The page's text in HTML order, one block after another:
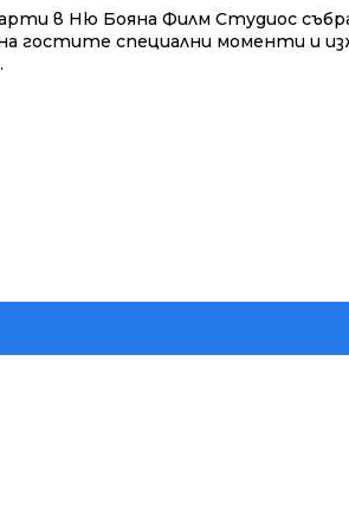
в Ню Бояна Филм Студиос
гостите специални моменти и